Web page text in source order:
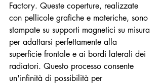
Factory. Queste coperture, realizzate
con pellicole grafiche e materiche, sono
stampate su supporti magnetici su misura
per adattarsi perfettamente alla
superficie frontale e ai bordi laterali dei
radiatori. Questo processo consente
un'infinità di possibilità per